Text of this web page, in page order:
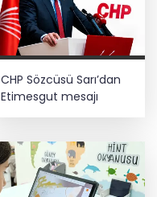
CHP Sözcüsü Sarı’dan
Etimesgut mesajı